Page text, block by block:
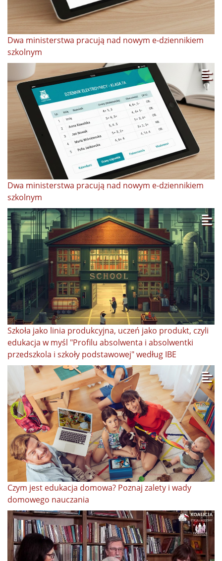
Dwa ministerstwa pracują nad nowym e-dziennikiem
szkolnym
Dwa ministerstwa pracują nad nowym e-dziennikiem
szkolnym
Szkoła jako linia produkcyjna, uczeń jako produkt, czyli
edukacja w myśl "Profilu absolwenta i absolwentki
przedszkola i szkoły podstawowej" według IBE
Czym jest edukacja domowa? Poznaj zalety i wady
domowego nauczania